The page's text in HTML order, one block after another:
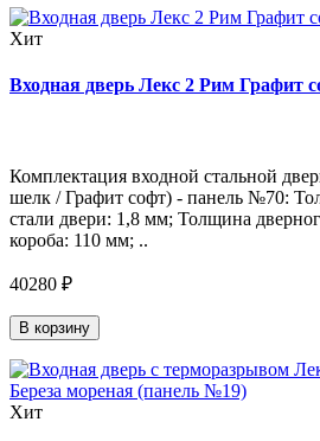
Хит
Входная дверь Лекс 2 Рим Графит
Комплектация входной стальной
шелк / Графит софт) - панель №70:
стали двери: 1,8 мм; Толщина
короба: 110 мм; ..
40280 ₽
В корзину
Хит